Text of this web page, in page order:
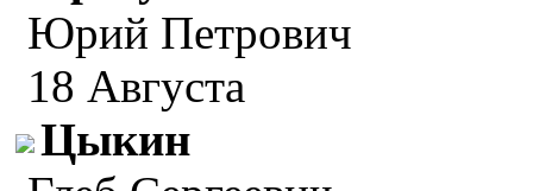
Юрий Петрович
18 Августа
Цыкин